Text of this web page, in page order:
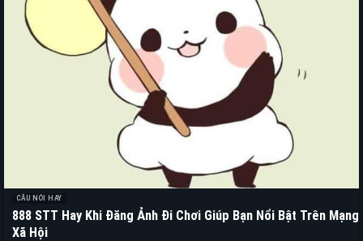
CÂU NÓI HAY
888 STT Hay Khi Đăng Ảnh Đi Chơi Giúp Bạn Nổi Bật Trên Mạng
Xã Hội